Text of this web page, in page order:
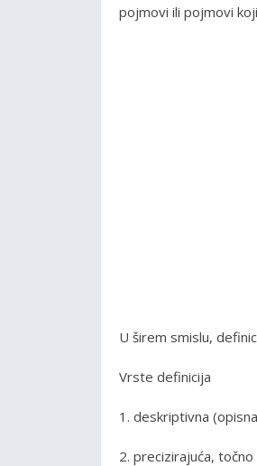
pojmovi ili pojmovi
U širem smislu,
Vrste definicija
1. deskriptivna
2. precizirajuća,